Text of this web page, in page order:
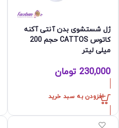
ژل شستشوی بدن آنتی آکنه
کاتوس CATTOS حجم 200
میلی لیتر
230,000 تومان
افزودن به سبد خرید